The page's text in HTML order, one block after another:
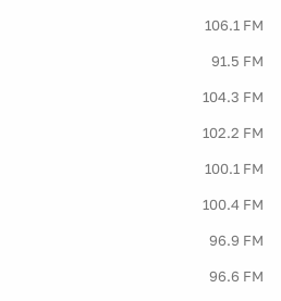
106.1 FM
91.5 FM
104.3 FM
102.2 FM
100.1 FM
100.4 FM
96.9 FM
96.6 FM